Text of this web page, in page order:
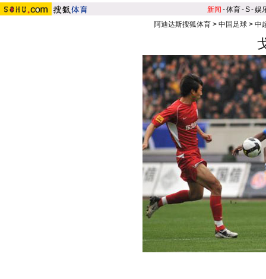
新闻 -体育-S-娱
阿迪达斯搜狐体育> 中国足球> 中